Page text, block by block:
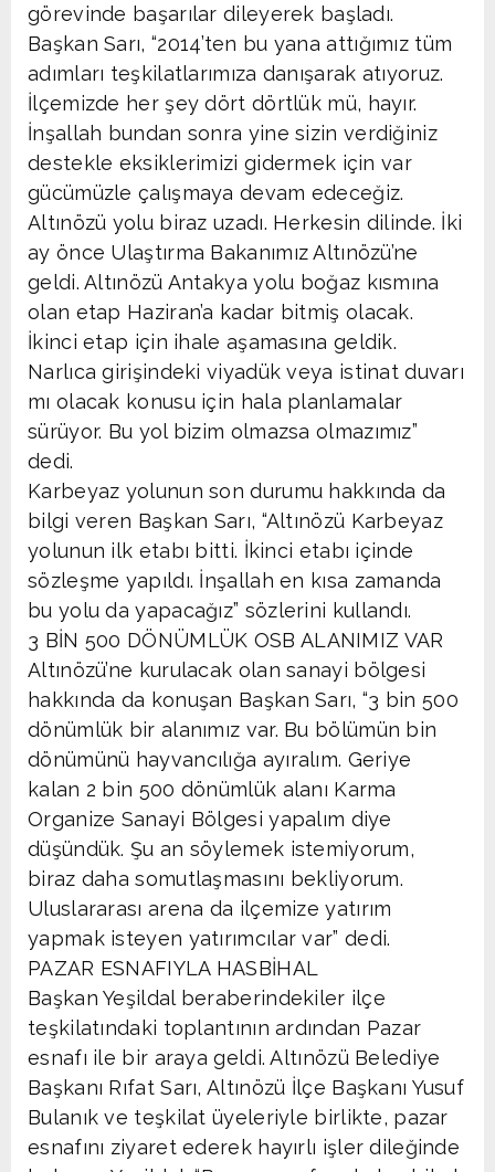
görevinde başarılar dileyerek başladı.
Başkan Sarı, “2014’ten bu yana attığımız tüm
adımları teşkilatlarımıza danışarak atıyoruz.
İlçemizde her şey dört dörtlük mü, hayır.
İnşallah bundan sonra yine sizin verdiğiniz
destekle eksiklerimizi gidermek için var
gücümüzle çalışmaya devam edeceğiz.
Altınözü yolu biraz uzadı. Herkesin dilinde. İki
ay önce Ulaştırma Bakanımız Altınözü’ne
geldi. Altınözü Antakya yolu boğaz kısmına
olan etap Haziran’a kadar bitmiş olacak.
İkinci etap için ihale aşamasına geldik.
Narlıca girişindeki viyadük veya istinat duvarı
mı olacak konusu için hala planlamalar
sürüyor. Bu yol bizim olmazsa olmazımız”
dedi.
Karbeyaz yolunun son durumu hakkında da
bilgi veren Başkan Sarı, “Altınözü Karbeyaz
yolunun ilk etabı bitti. İkinci etabı içinde
sözleşme yapıldı. İnşallah en kısa zamanda
bu yolu da yapacağız” sözlerini kullandı.
3 BİN 500 DÖNÜMLÜK OSB ALANIMIZ VAR
Altınözü’ne kurulacak olan sanayi bölgesi
hakkında da konuşan Başkan Sarı, “3 bin 500
dönümlük bir alanımız var. Bu bölümün bin
dönümünü hayvancılığa ayıralım. Geriye
kalan 2 bin 500 dönümlük alanı Karma
Organize Sanayi Bölgesi yapalım diye
düşündük. Şu an söylemek istemiyorum,
biraz daha somutlaşmasını bekliyorum.
Uluslararası arena da ilçemize yatırım
yapmak isteyen yatırımcılar var” dedi.
PAZAR ESNAFIYLA HASBİHAL
Başkan Yeşildal beraberindekiler ilçe
teşkilatındaki toplantının ardından Pazar
esnafı ile bir araya geldi. Altınözü Belediye
Başkanı Rıfat Sarı, Altınözü İlçe Başkanı Yusuf
Bulanık ve teşkilat üyeleriyle birlikte, pazar
esnafını ziyaret ederek hayırlı işler dileğinde